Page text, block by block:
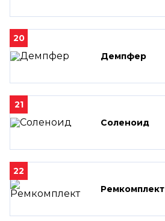
20
Демпфер
21
Соленоид
22
Ремкомплект